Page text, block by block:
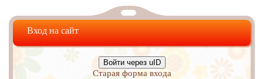
Вход на сайт
Войти через uID
Старая форма входа